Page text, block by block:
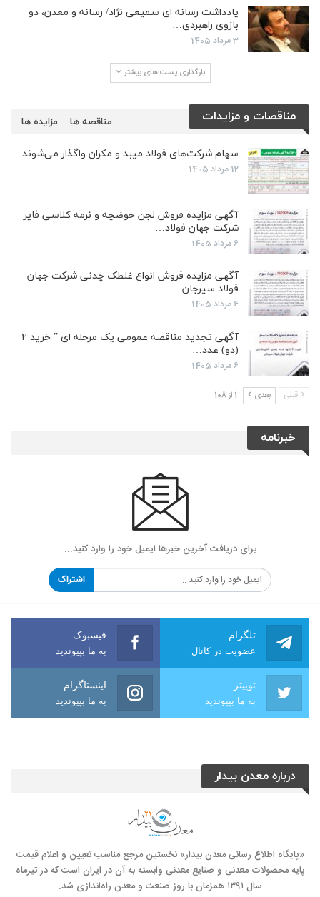
یادداشت رسانه ای سمیعی نژاد/ رسانه و معدن، دو
بازوی راهبردی…
3 مرداد 1405
بارگذاری پست های بیشتر
مناقصات و مزایدات مزایده ها مناقصه ها
سهام شرکت‌های فولاد میبد و مکران واگذار می‌شوند
12 مرداد 1405
آگهی مزایده فروش لجن حوضچه و نرمه کلاسی فایر
شرکت جهان فولاد…
6 مرداد 1405
آگهی مزایده فروش انواع غلطک چدنی شرکت جهان
فولاد سیرجان
6 مرداد 1405
آگهی تجدید مناقصه عمومی یک مرحله ای ” خرید ۲
(دو) عدد…
6 مرداد 1405
قبلی بعدی 1 از 108
خبرنامه
برای دریافت آخرین خبرها ایمیل خود را وارد کنید...
اشتراک
تلگرام
عضویت در کانال
فیسبوک
به ما بپیوندید
توییتر
به ما بپیوندید
اینستاگرام
به ما بپیوندید
درباره معدن بیدار
«پایگاه اطلاع رسانی معدن بیدار» نخستین مرجع مناسب تعیین و اعلام قیمت
پایه محصولات معدنی و صنایع معدنی وابسته به آن در ایران است که در تیرماه
سال ۱۳۹۱ همزمان با روز صنعت و معدن راه‌‌اندازی شد.